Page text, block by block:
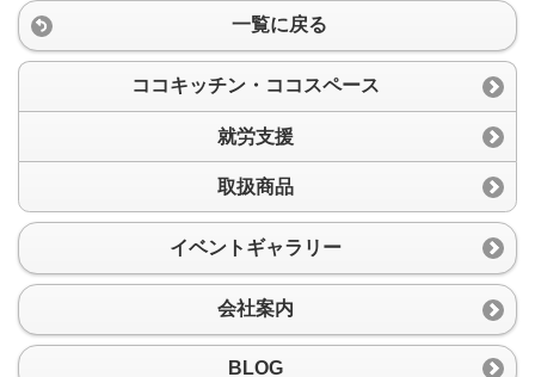
一覧に戻る
ココキッチン・ココスペース
就労支援
取扱商品
イベントギャラリー
会社案内
BLOG